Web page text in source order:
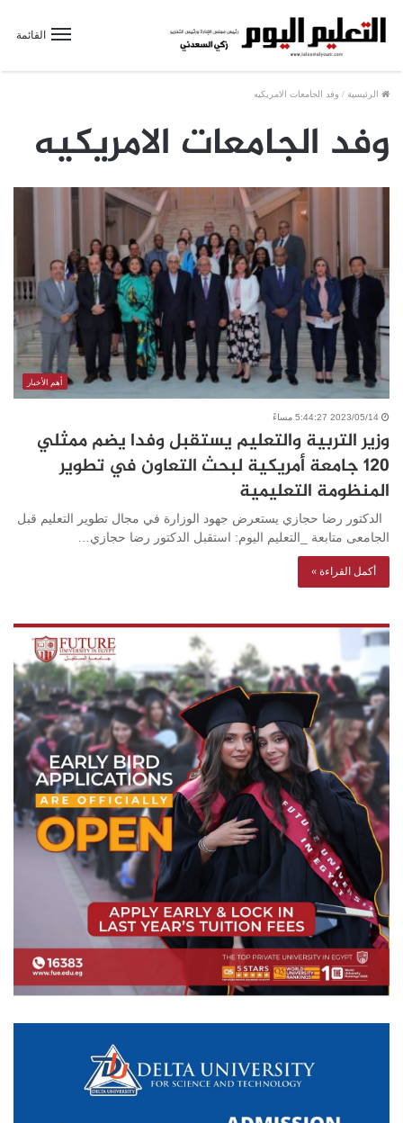
القائمة
الرئيسية / وفد الجامعات الامريكيه
وفد الجامعات الامريكيه
أهم الأخبار
2023/05/14 5:44:27 مساءً
وزير التربية والتعليم يستقبل وفدا يضم ممثلي
120 جامعة أمريكية لبحث التعاون في تطوير
المنظومة التعليمية
الدكتور رضا حجازي يستعرض جهود الوزارة في مجال تطوير التعليم قبل
الجامعى متابعة _التعليم اليوم: استقبل الدكتور رضا حجازي…
أكمل القراءة »